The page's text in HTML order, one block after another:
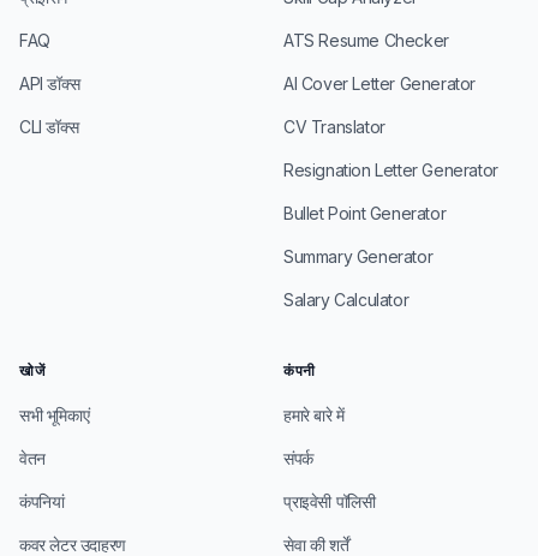
FAQ
API डॉक्स
CLI डॉक्स
ATS Resume Checker
AI Cover Letter Generator
CV Translator
Resignation Letter Generator
Bullet Point Generator
Summary Generator
Salary Calculator
खोजें
सभी भूमिकाएं
वेतन
कंपनियां
कवर लेटर उदाहरण
कंपनी
हमारे बारे में
संपर्क
प्राइवेसी पॉलिसी
सेवा की शर्तें